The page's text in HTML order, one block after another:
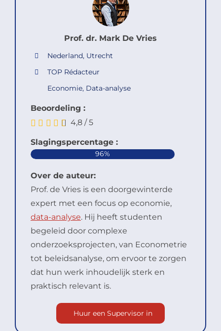
Prof. dr. Mark De Vries
Nederland, Utrecht
TOP Rédacteur
Economie, Data-analyse
Beoordeling :
4,8 /5
Slagingspercentage :
96%
Over de auteur:
Prof. de Vries is een doorgewinterde
expert met een focus op economie,
data-analyse. Hij heeft studenten
begeleid door complexe
onderzoeksprojecten, van Econometrie
tot beleidsanalyse, om ervoor te zorgen
dat hun werk inhoudelijk sterk en
praktisch relevant is.
Huur een Supervisor in